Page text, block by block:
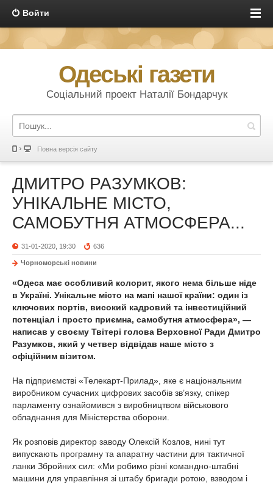
Войти
Одеські газети
Соціальний проект Наталії Бондарчук
Повна версія сайту
ДМИТРО РАЗУМКОВ:
УНІКАЛЬНЕ МІСТО,
САМОБУТНЯ АТМОСФЕРА...
31-01-2020, 19:30 636
Чорноморські новини
«Одеса має особливий колорит, якого нема більше ніде
в Україні. Унікальне місто на мапі нашої країни: один із
ключових портів, високий кадровий та інвестиційний
потенціал і просто приємна, самобутня атмосфера», —
написав у своєму Твітері голова Верховної Ради Дмитро
Разумков, який у четвер відвідав наше місто з
офіційним візитом.
На підприємстві «Телекарт-Прилад», яке є національним
виробником сучасних цифрових засобів зв’язку, спікер
парламенту ознайомився з виробництвом військового
обладнання для Міністерства оборони.
Як розповів директор заводу Олексій Козлов, нині тут
випускають програмну та апаратну частини для тактичної
ланки Збройних сил: «Ми робимо різні командно-штабні
машини для управління зі штабу бригади ротою, взводом і